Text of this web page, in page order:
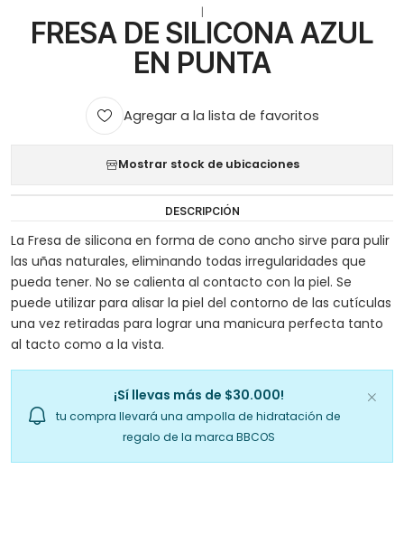
FRESA DE SILICONA AZUL
EN PUNTA
Agregar a la lista de favoritos
Mostrar stock de ubicaciones
DESCRIPCIÓN
La Fresa de silicona en forma de cono ancho sirve para pulir
las uñas naturales, eliminando todas irregularidades que
pueda tener. No se calienta al contacto con la piel. Se
puede utilizar para alisar la piel del contorno de las cutículas
una vez retiradas para lograr una manicura perfecta tanto
al tacto como a la vista.
¡Sí llevas más de $30.000!
tu compra llevará una ampolla de hidratación de
regalo de la marca BBCOS